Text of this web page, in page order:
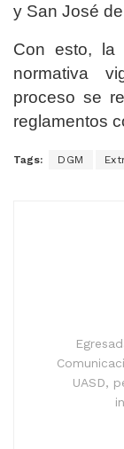
y San José
Con esto, la
normativa
proceso se
reglamentos
Tags: DGM
UASD,